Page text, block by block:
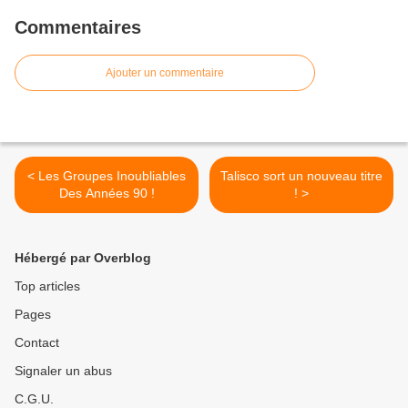
Commentaires
Ajouter un commentaire
< Les Groupes Inoubliables
Des Années 90 !
Talisco sort un nouveau titre
! >
Hébergé par Overblog
Top articles
Pages
Contact
Signaler un abus
C.G.U.